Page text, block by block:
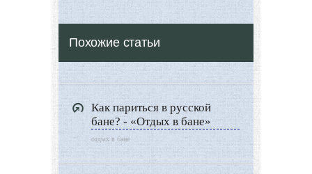
Другие услуги
Похожие статьи
Как париться в русской
бане? - «Отдых в бане»
отдых в бане